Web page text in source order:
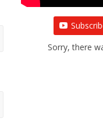
Sorry, there